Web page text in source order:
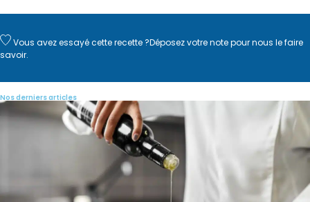
Vous avez essayé cette recette ?Déposez votre notepour nous le faire
savoir.
Nos derniers articles